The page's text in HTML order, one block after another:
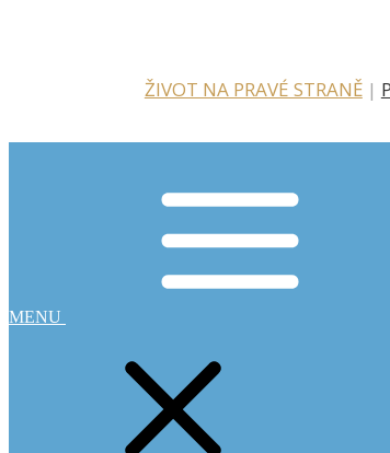
ŽIVOT NA PRAVÉ STRANĚ|
MENU